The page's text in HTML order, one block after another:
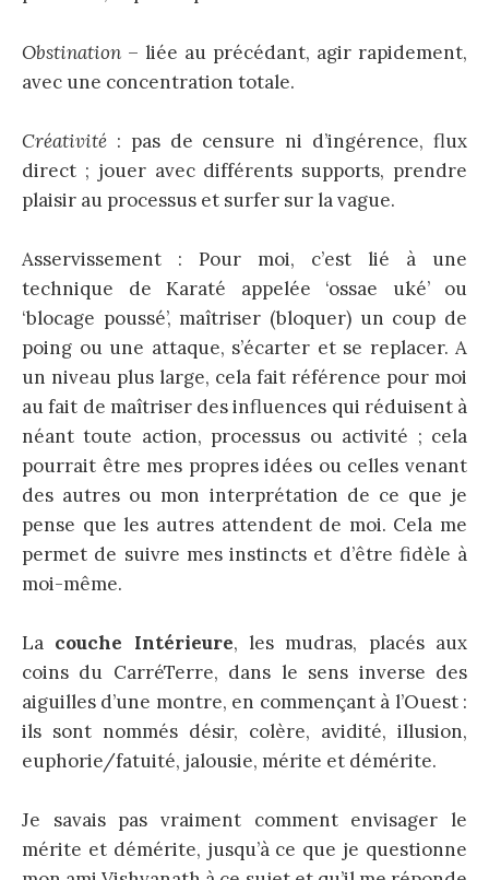
Obstination – liée au précédant, agir rapidement,
avec une concentration totale.
Créativité : pas de censure ni d’ingérence, flux
direct ; jouer avec différents supports, prendre
plaisir au processus et surfer sur la vague.
Asservissement : Pour moi, c’est lié à une
technique de Karaté appelée ‘ossae uké’ ou
‘blocage poussé’, maîtriser (bloquer) un coup de
poing ou une attaque, s’écarter et se replacer. A
un niveau plus large, cela fait référence pour moi
au fait de maîtriser des influences qui réduisent à
néant toute action, processus ou activité ; cela
pourrait être mes propres idées ou celles venant
des autres ou mon interprétation de ce que je
pense que les autres attendent de moi. Cela me
permet de suivre mes instincts et d’être fidèle à
moi-même.
La couche Intérieure, les mudras, placés aux
coins du CarréTerre, dans le sens inverse des
aiguilles d’une montre, en commençant à l’Ouest :
ils sont nommés désir, colère, avidité, illusion,
euphorie/fatuité, jalousie, mérite et démérite.
Je savais pas vraiment comment envisager le
mérite et démérite, jusqu’à ce que je questionne